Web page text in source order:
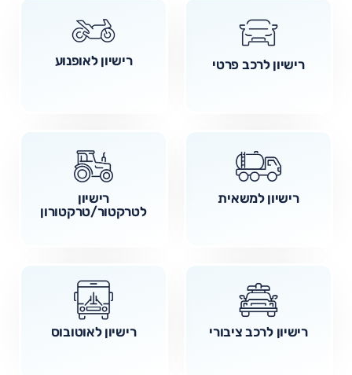
רישיון לרכב פרטי רישיון לאופנוע
רישיון למשאית
רישיון
לטרקטור/טרקטורון
רישיון לרכב ציבורי רישיון לאוטובוס